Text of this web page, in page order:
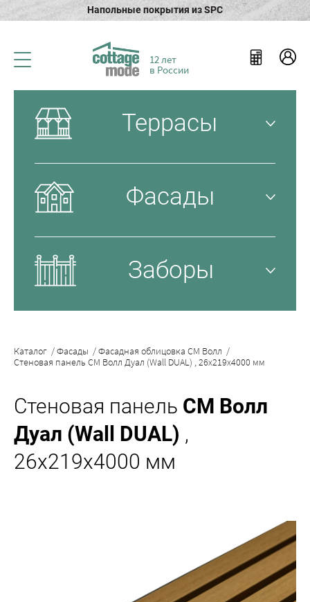
Террасы
Фасады
Заборы
Каталог /Фасады /Фасадная облицовка CM Волл /
Стеновая панель CM Волл Дуал (Wall DUAL) , 26x219x4000 мм
Стеновая панель CM Волл
Дуал (Wall DUAL) ,
26x219x4000 мм
Напольные покрытия из SPC
12 лет
в России